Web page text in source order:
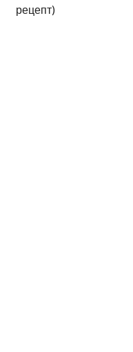
рецепт)